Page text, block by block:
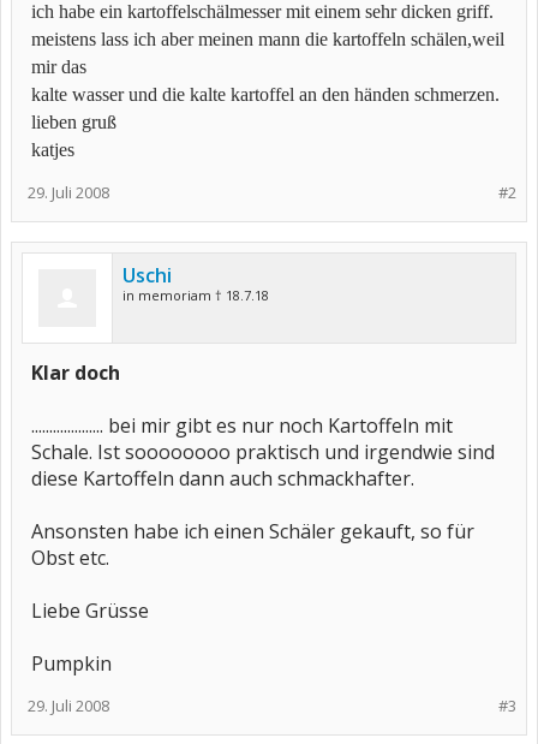
ich habe ein kartoffelschälmesser mit einem sehr dicken griff.
meistens lass ich aber meinen mann die kartoffeln schälen,weil
mir das
kalte wasser und die kalte kartoffel an den händen schmerzen.
lieben gruß
katjes
#2
29. Juli 2008
Uschi
in memoriam † 18.7.18
Klar doch
.................... bei mir gibt es nur noch Kartoffeln mit
Schale. Ist soooooooo praktisch und irgendwie sind
diese Kartoffeln dann auch schmackhafter.
Ansonsten habe ich einen Schäler gekauft, so für
Obst etc.
Liebe Grüsse
Pumpkin
#3
29. Juli 2008